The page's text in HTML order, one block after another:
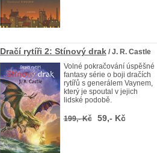
Dračí rytíři 2: Stínový drak/ J. R. Castle
Volné pokračování úspěšné
fantasy série o boji dračích
rytířů s generálem Vaynem,
který je spoutal v jejich
lidské podobě.
199,- Kč 59,- Kč